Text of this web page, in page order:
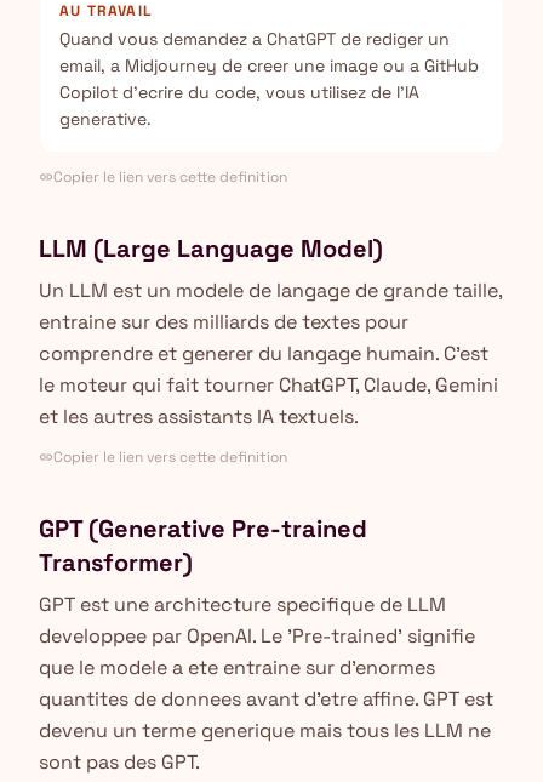
AU TRAVAIL
Quand vous demandez a ChatGPT de rediger un
email, a Midjourney de creer une image ou a GitHub
Copilot d'ecrire du code, vous utilisez de l'IA
generative.
linkCopier le lien vers cette definition
LLM (Large Language Model)
Un LLM est un modele de langage de grande taille,
entraine sur des milliards de textes pour
comprendre et generer du langage humain. C'est
le moteur qui fait tourner ChatGPT, Claude, Gemini
et les autres assistants IA textuels.
linkCopier le lien vers cette definition
GPT (Generative Pre-trained
Transformer)
GPT est une architecture specifique de LLM
developpee par OpenAI. Le 'Pre-trained' signifie
que le modele a ete entraine sur d'enormes
quantites de donnees avant d'etre affine. GPT est
devenu un terme generique mais tous les LLM ne
sont pas des GPT.